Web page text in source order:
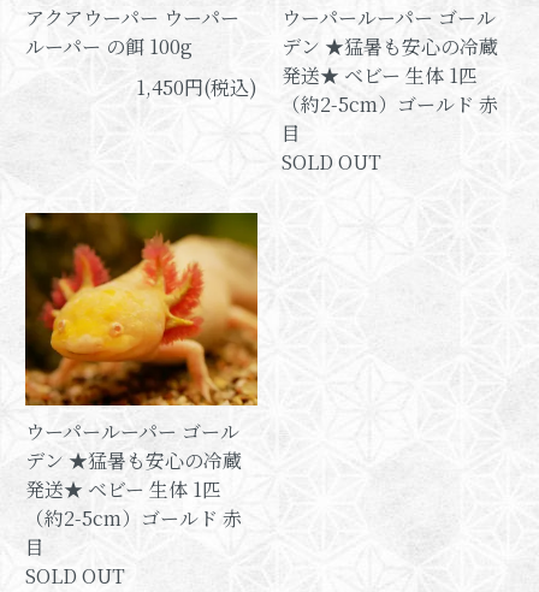
アクアウーパー ウーパー
ルーパー の餌 100g
1,450円(税込)
ウーパールーパー ゴール
デン ★猛暑も安心の冷蔵
発送★ ベビー 生体 1匹
（約2-5cm）ゴールド 赤
目
SOLD OUT
ウーパールーパー ゴール
デン ★猛暑も安心の冷蔵
発送★ ベビー 生体 1匹
（約2-5cm）ゴールド 赤
目
SOLD OUT